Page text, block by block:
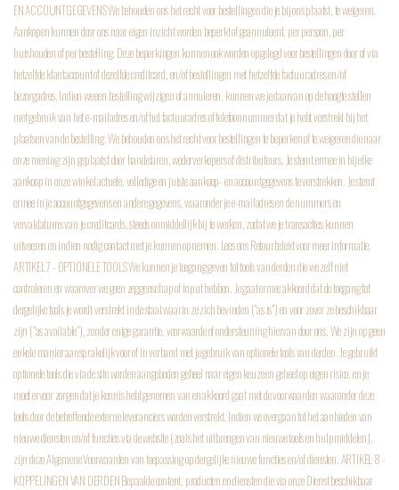
EN ACCOUNTGEGEVENSWe behouden ons het recht voor bestellingen die je bij ons plaatst, te weigeren.
Aankopen kunnen door ons naar eigen inzicht worden beperkt of geannuleerd, per persoon, per
huishouden of per bestelling. Deze beperkingen kunnen ook worden opgelegd voor bestellingen door of via
hetzelfde klantaccount of dezelfde creditcard, en/of bestellingen met hetzelfde factuuradres en/of
bezorgadres. Indien we een bestelling wijzigen of annuleren, kunnen we je daarvan op de hoogte stellen
met gebruik van het e-mailadres en/of het factuuradres of telefoonnummer dat je hebt verstrekt bij het
plaatsen van de bestelling. We behouden ons het recht voor bestellingen te beperken of te weigeren die naar
onze mening zijn geplaatst door handelaren, wederverkopers of distributeurs. Je stemt ermee in bij elke
aankoop in onze winkel actuele, volledige en juiste aankoop- en accountgegevens te verstrekken. Je stemt
ermee in je accountgegevens en andere gegevens, waaronder je e-mailadres en de nummers en
vervaldatums van je creditcards, steeds onmiddellijk bij te werken, zodat we je transacties kunnen
uitvoeren en indien nodig contact met je kunnen opnemen. Lees ons Retourbeleid voor meer informatie.
ARTIKEL 7 - OPTIONELE TOOLSWe kunnen je toegang geven tot tools van derden die we zelf niet
controleren en waarover we geen zeggenschap of input hebben. Je gaat ermee akkoord dat de toegang tot
dergelijke tools je wordt verstrekt in de staat waarin ze zich bevinden ("as is") en voor zover ze beschikbaar
zijn ("as available"), zonder enige garantie, voorwaarde of ondersteuning hiervan door ons. We zijn op geen
enkele manier aansprakelijk voor of in verband met je gebruik van optionele tools van derden. Je gebruikt
optionele tools die via de site worden aangeboden geheel naar eigen keuze en geheel op eigen risico, en je
moet ervoor zorgen dat je kennis hebt genomen van en akkoord gaat met de voorwaarden waaronder deze
tools door de betreffende externe leveranciers worden verstrekt. Indien we overgaan tot het aanbieden van
nieuwe diensten en/of functies via de website (zoals het uitbrengen van nieuwe tools en hulpmiddelen),
zijn deze Algemene Voorwaarden van toepassing op dergelijke nieuwe functies en/of diensten.ARTIKEL 8 -
KOPPELINGEN VAN DERDENBepaalde content, producten en diensten die via onze Dienst beschikbaar